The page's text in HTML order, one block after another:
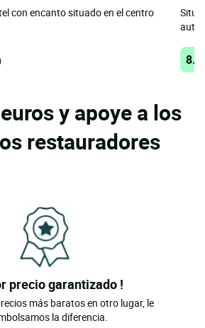
con encanto situado en el centro
y apoye a los
restauradores
precio garantizado !
más baratos en otro lugar, le
la diferencia.